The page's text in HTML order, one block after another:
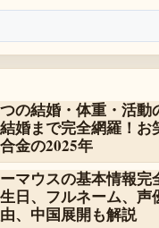
の結婚・体重・活動
婚まで完全網羅！お
金の2025年
マウスの基本情報完
日、フルネーム、声
、中国展開も解説